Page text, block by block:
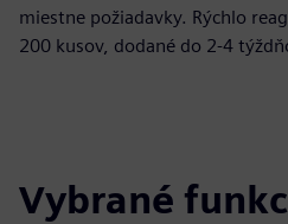
miestne požiadavky. Rýchlo
200 kusov, dodané do 2-4
Vybrané